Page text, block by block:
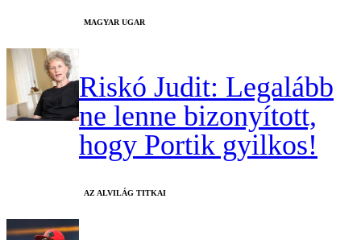
MAGYAR UGAR
Riskó Judit: Legalább
ne lenne bizonyított,
hogy Portik gyilkos!
AZ ALVILÁG TITKAI